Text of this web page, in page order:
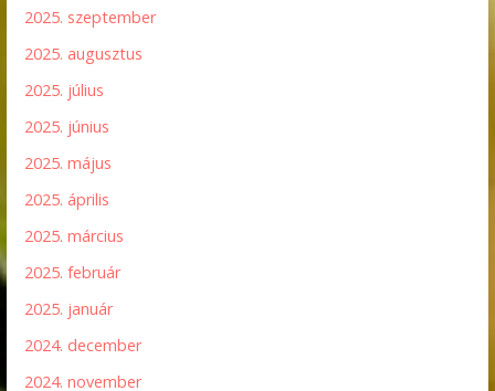
2025. szeptember
2025. augusztus
2025. július
2025. június
2025. május
2025. április
2025. március
2025. február
2025. január
2024. december
2024. november